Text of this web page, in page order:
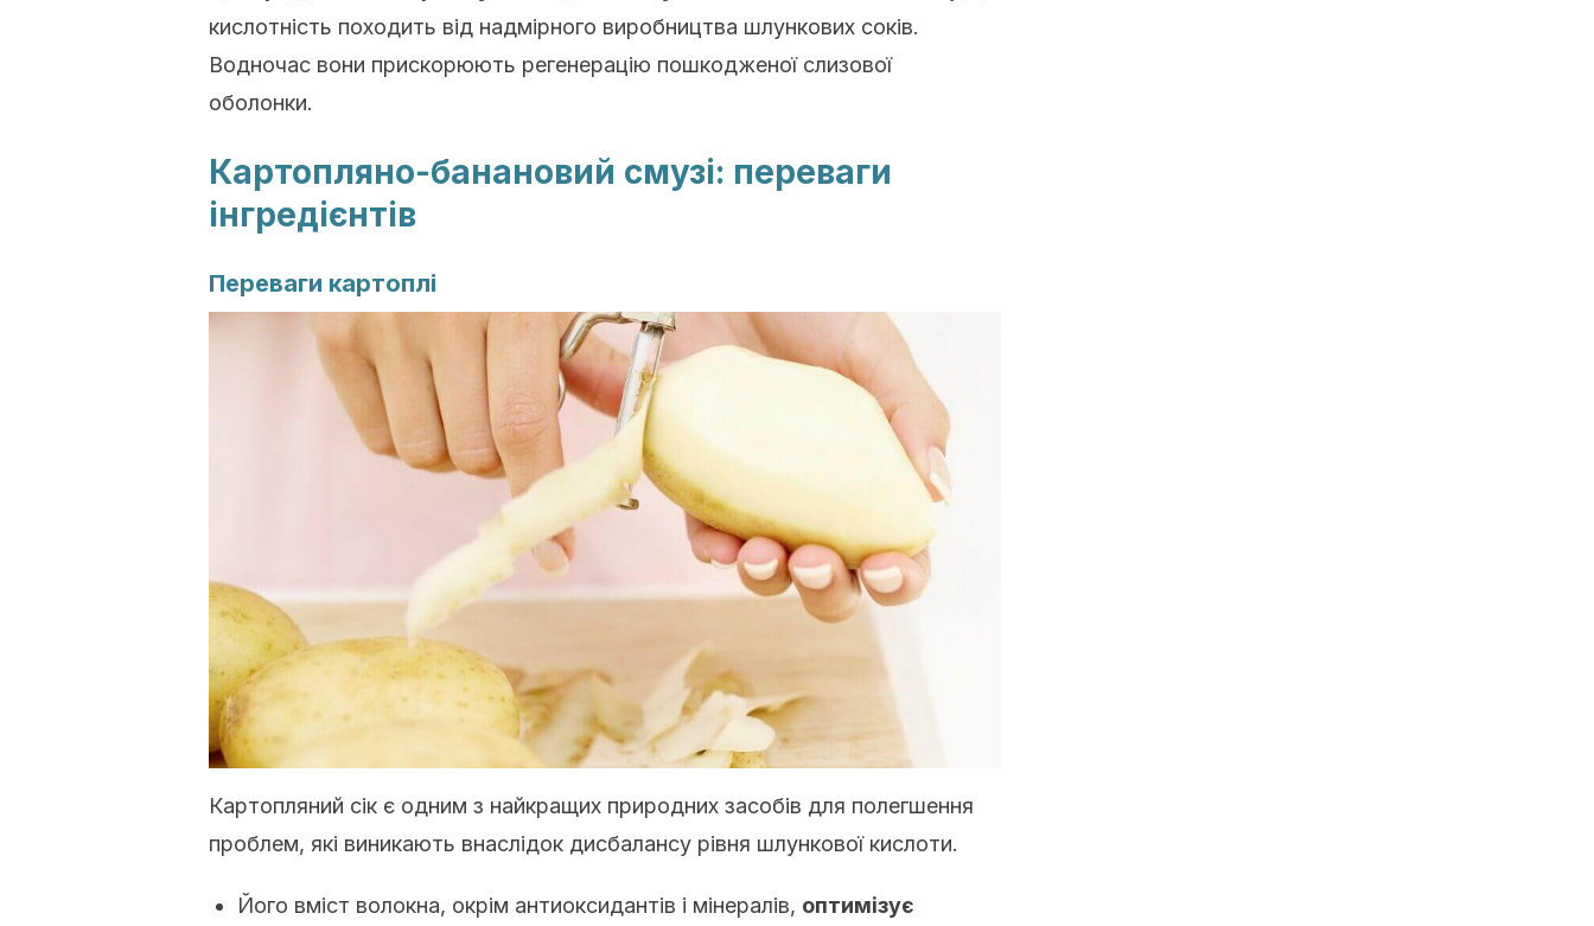
кислотність походить від надмірного виробництва шлункових соків.
Водночас вони прискорюють регенерацію пошкодженої слизової
оболонки.
Картопляно-банановий смузі: переваги
інгредієнтів
Переваги картоплі
Картопляний сік є одним з найкращих природних засобів для полегшення
проблем, які виникають внаслідок дисбалансу рівня шлункової кислоти.
Його вміст волокна, окрім антиоксидантів і мінералів, оптимізує